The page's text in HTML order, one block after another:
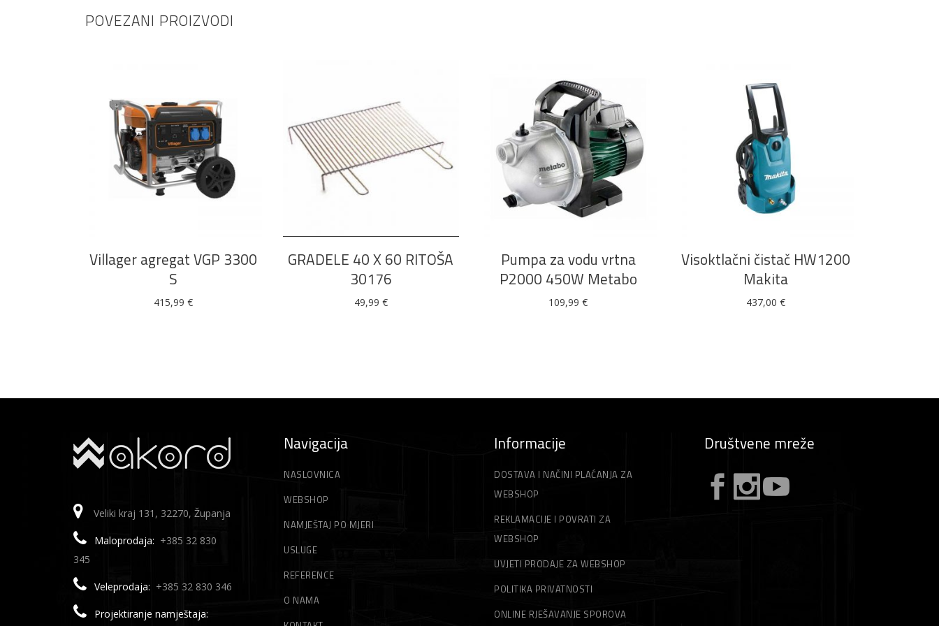
POVEZANI PROIZVODI
DODAJ U KOŠARICU
Villager agregat VGP 3300
S
415,99€
GRADELE 40 X 60 RITOŠA
30176
49,99 €
DODAJ U KOŠARICU
Pumpa za vodu vrtna
P2000 450W Metabo
109,99€
DODAJ U KOŠARICU
Visoktlačni čistač HW1200
Makita
437,00 €
Veliki kraj 131, 32270, Županja
Maloprodaja: +385 32 830
345
Veleprodaja: +385 32 830 346
Projektiranje namještaja:
Navigacija
NASLOVNICA
WEBSHOP
NAMJEŠTAJ PO MJERI
USLUGE
REFERENCE
O NAMA
Informacije
DOSTAVA I NAČINI PLAĆANJA ZA
WEBSHOP
REKLAMACIJE I POVRATI ZA
WEBSHOP
UVJETI PRODAJE ZA WEBSHOP
POLITIKA PRIVATNOSTI
ONLINE RJEŠAVANJE SPOROVA
Društvene mreže